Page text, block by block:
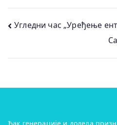
Кретање
Угледни час „Уређење